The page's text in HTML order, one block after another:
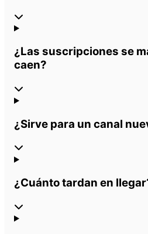
¿Las suscripciones se
caen?
¿Sirve para un canal
¿Cuánto tardan en